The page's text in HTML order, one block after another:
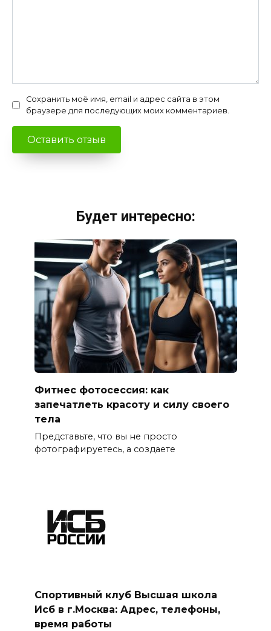
Сохранить моё имя, email и адрес сайта в этом
браузере для последующих моих комментариев.
Будет интересно:
Фитнес фотосессия: как
запечатлеть красоту и силу своего
тела
Представьте, что вы не просто
фотографируетесь, а создаете
Спортивный клуб Высшая школа
Исб в г.Москва: Адрес, телефоны,
время работы